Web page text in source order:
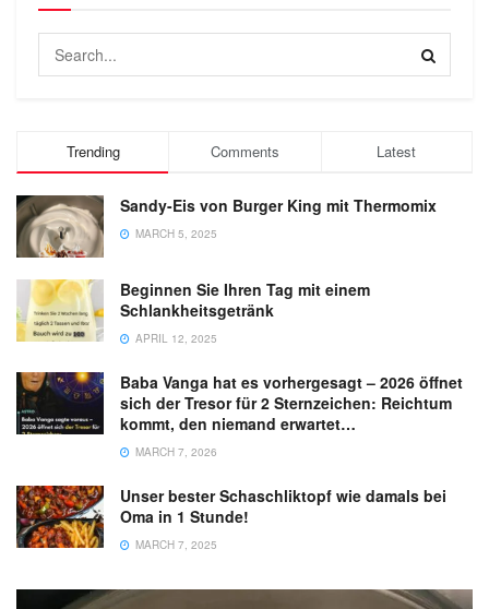
Trending Comments Latest
Sandy-Eis von Burger King mit Thermomix
MARCH 5, 2025
Beginnen Sie Ihren Tag mit einem
Schlankheitsgetränk
APRIL 12, 2025
Baba Vanga hat es vorhergesagt – 2026 öffnet
sich der Tresor für 2 Sternzeichen: Reichtum
kommt, den niemand erwartet…
MARCH 7, 2026
Unser bester Schaschliktopf wie damals bei
Oma in 1 Stunde!
MARCH 7, 2025